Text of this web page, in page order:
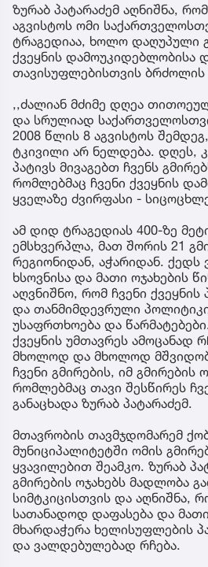
ზურაბ პატარაძემ აღნიშნა,
აგვისტოს ომი
ტრაგედიაა, ხოლო დაღუპული
ქვეყნის დამოუკიდებლობისა
თავისუფლებისთვის
,,ძალიან მძიმე დღეა
და სრულიად
2008 წლის 8 აგვისტოს
ტკივილი არ ნელდება. დღეს,
პატივს მივაგებთ ჩვენს
რომლებმაც ჩვენი ქვეყნის
ყველაზე ძვირფასი -
ამ დიდ ტრაგედიას 400-ზე
ემსხვერპლა, მათ შორის 21
რეგიონიდან, აჭარიდან. ქედს
ხსოვნისა და მათი ოჯახების
აღვნიშნო, რომ ჩვენი
და თანმიმდევრული
უსაფრთხოება და
ქვეყნის უმთავრეს ამოცანად
მხოლოდ და მხოლოდ
ჩვენი გმირების, იმ გმირების
რომლებმაც თავი შესწირეს
განაცხადა ზურაბ პატარაძემ.
მთავრობის თავმჯდომარემ
მუნიციპალიტეტში ომის
ყვავილებით შეამკო. ზურაბ
გმირების ოჯახებს მადლობა
სიმტკიცისთვის და აღნიშნა,
სათანადოდ დაფასება და
მხარდაჭერა ხელისუფლების
და ვალდებულებად რჩება.